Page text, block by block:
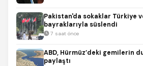
Pakistan'da sokaklar Türkiye
bayraklarıyla süslendi
7 saat önce
ABD, Hürmüz’deki gemilerin
paylaştı